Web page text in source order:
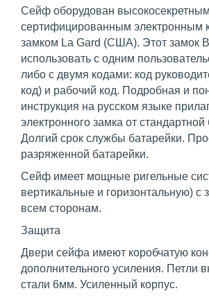
Сейф оборудован высокосекретным
сертифицированным электронным
замком La Gard (США). Этот замок
использовать с одним
либо с двумя кодами: код
код) и рабочий код. Подробная и
инструкция на русском языке
электронного замка от стандартной
Долгий срок службы батарейки.
разряженной батарейки.
Сейф имеет мощные ригельные
вертикальные и горизонтальную) с
всем сторонам.
Защита
Двери сейфа имеют коробчатую
дополнительного усиления. Петли
стали 6мм. Усиленный корпус.